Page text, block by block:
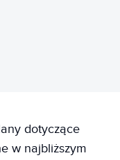
dotyczące
w najbliższym